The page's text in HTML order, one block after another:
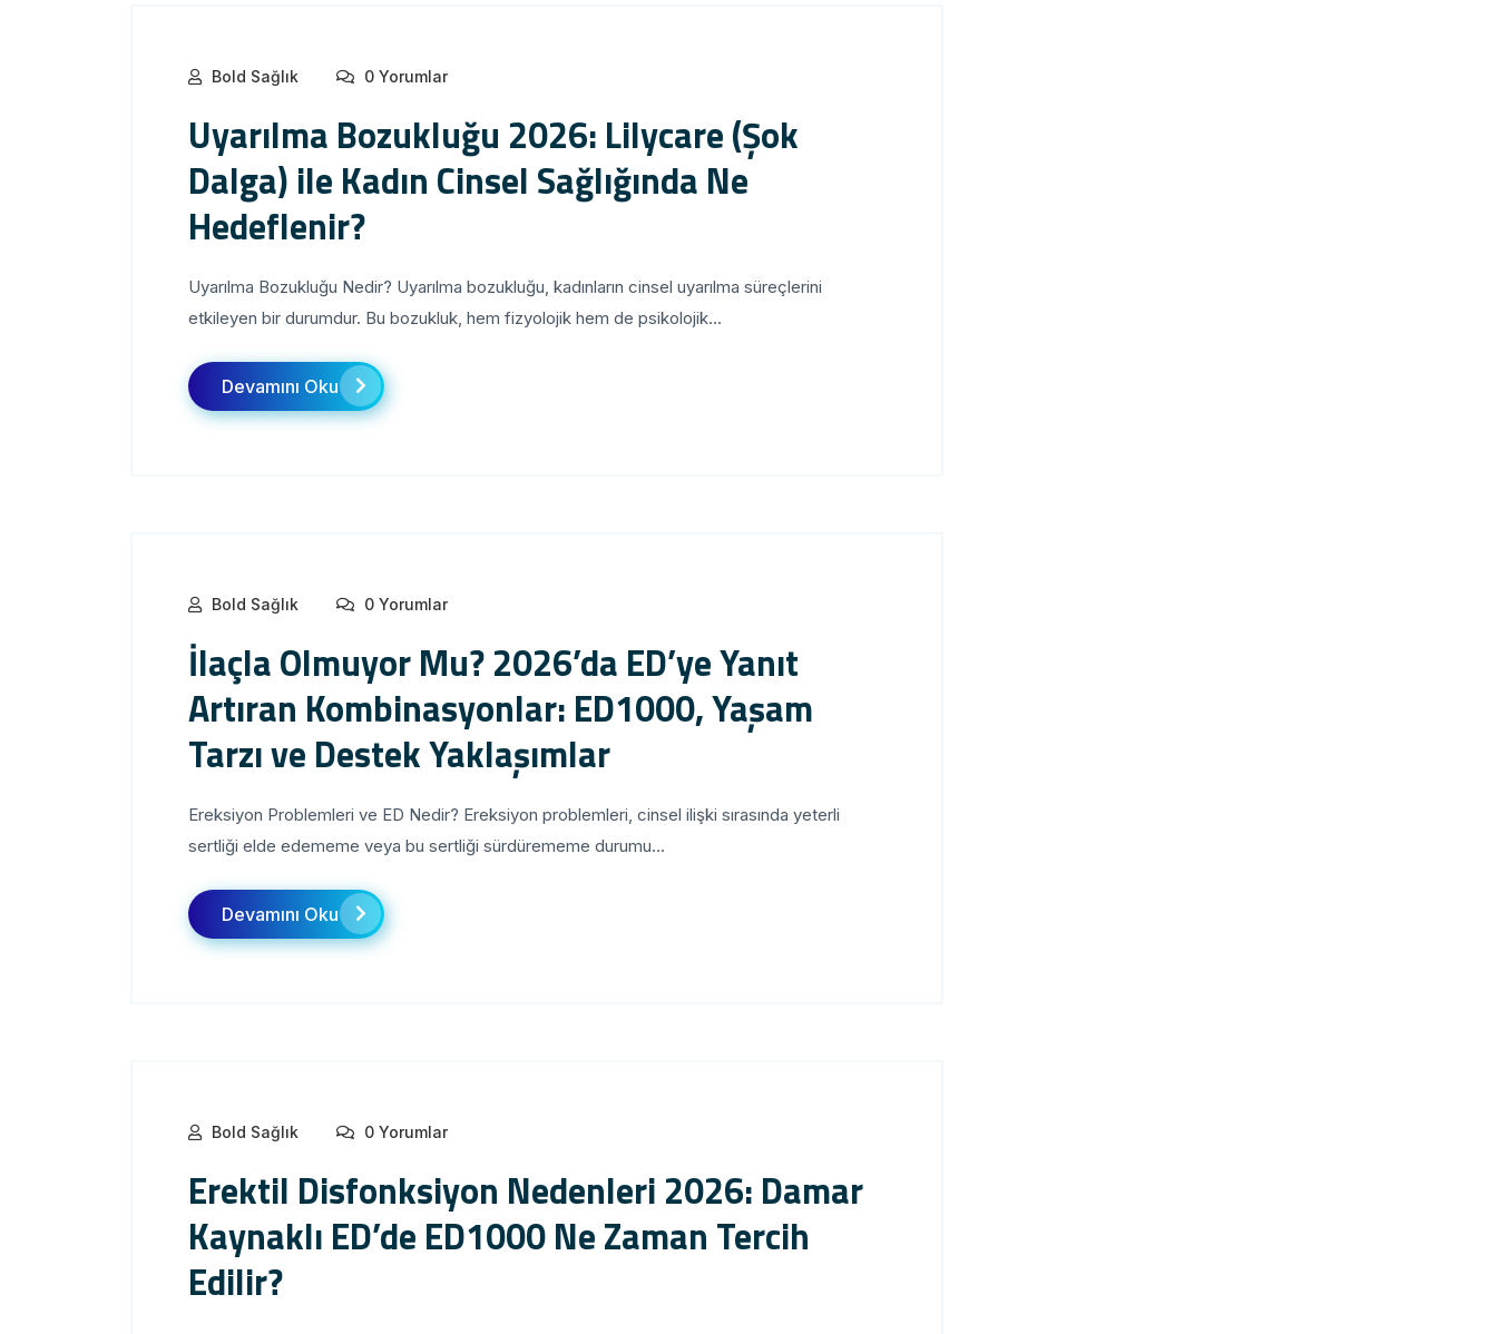
Bold Sağlık 0 Yorumlar
Uyarılma Bozukluğu 2026: Lilycare (Şok
Dalga) ile Kadın Cinsel Sağlığında Ne
Hedeflenir?
Uyarılma Bozukluğu Nedir? Uyarılma bozukluğu, kadınların cinsel uyarılma süreçlerini
etkileyen bir durumdur. Bu bozukluk, hem fizyolojik hem de psikolojik...
Devamını Oku
Bold Sağlık 0 Yorumlar
İlaçla Olmuyor Mu? 2026’da ED’ye Yanıt
Artıran Kombinasyonlar: ED1000, Yaşam
Tarzı ve Destek Yaklaşımlar
Ereksiyon Problemleri ve ED Nedir? Ereksiyon problemleri, cinsel ilişki sırasında yeterli
sertliği elde edememe veya bu sertliği sürdürememe durumu...
Devamını Oku
Bold Sağlık 0 Yorumlar
Erektil Disfonksiyon Nedenleri 2026: Damar
Kaynaklı ED’de ED1000 Ne Zaman Tercih
Edilir?